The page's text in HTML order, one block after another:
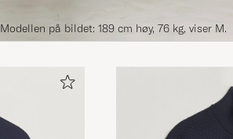
Modellen på bildet: 189 cm høy, 76 kg, viser M.